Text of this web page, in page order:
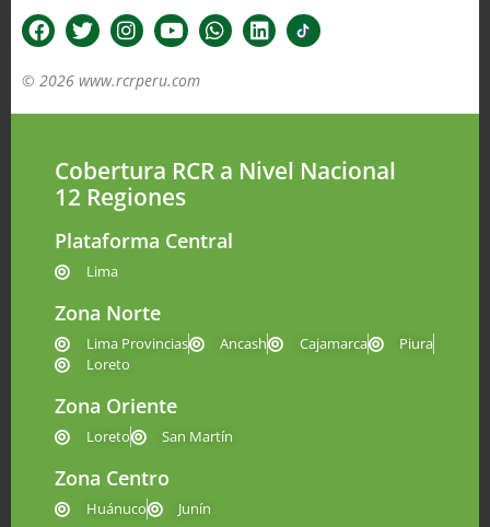
© 2026 www.rcrperu.com
Cobertura RCR a Nivel Nacional
12 Regiones
Plataforma Central
Lima
Zona Norte
Lima Provincias Ancash Cajamarca
Piura
Loreto
Zona Oriente
Loreto San Martín
Zona Centro
Huánuco Junín